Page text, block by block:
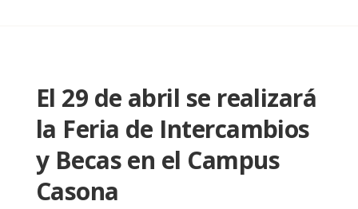
El 29 de abril se realizará
la Feria de Intercambios
y Becas en el Campus
Casona